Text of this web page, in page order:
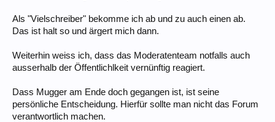
Als "Vielschreiber" bekomme ich ab und zu auch einen ab.
Das ist halt so und ärgert mich dann.
Weiterhin weiss ich, dass das Moderatenteam notfalls auch
ausserhalb der Öffentlichlkeit vernünftig reagiert.
Dass Mugger am Ende doch gegangen ist, ist seine
persönliche Entscheidung. Hierfür sollte man nicht das Forum
verantwortlich machen.